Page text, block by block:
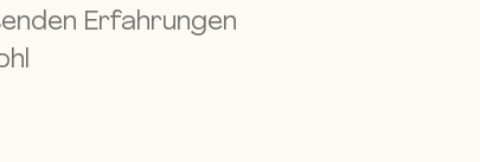
Erfahrungen